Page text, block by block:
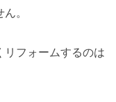
。
リフォームするのは